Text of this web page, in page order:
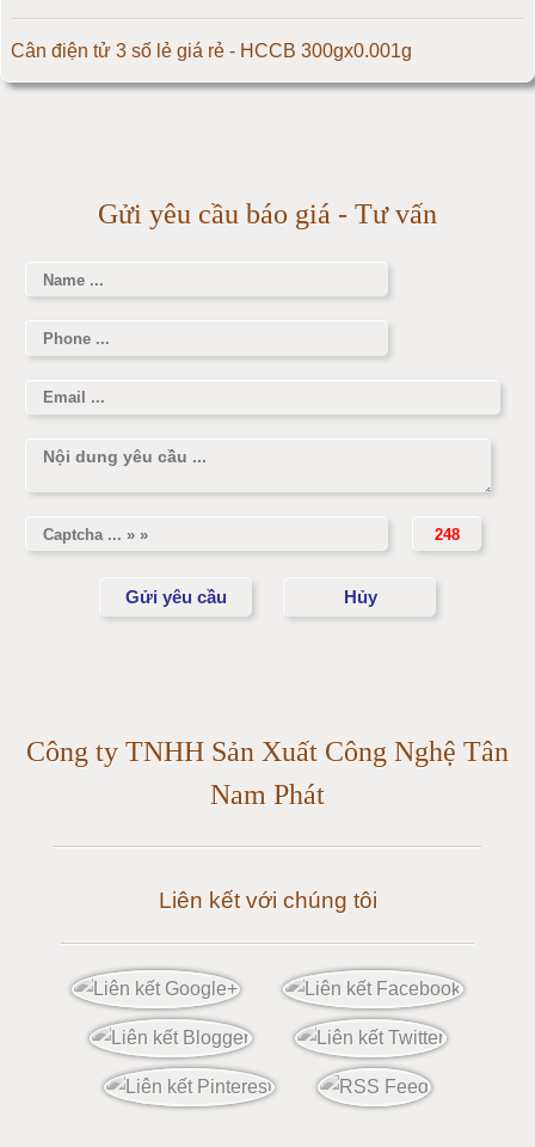
Cân điện tử 500kg
Cân điện tử 3000kg
Cân điện tử 1 tấn
Cân điện tử 2 tấn
Cân điện tử 3 tấn
Cân điện tử 10 tấn
Cân điện tử 15 tấn
Cân điện tử 50 tấn
Cân điện tử 60 tấn
Cân điện tử 80 tấn
Cân điện tử 100 tấn
Cân điện tử 120 tấn
Cân điện tử 3 số lẻ giá rẻ - HCCB 300gx0.001g
Gửi yêu cầu báo giá - Tư vấn
Công ty TNHH Sản Xuất Công Nghệ Tân
Nam Phát
Liên kết với chúng tôi